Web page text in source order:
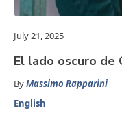
July 21, 2025
El lado oscuro de
ByMassimo Rapparini
English